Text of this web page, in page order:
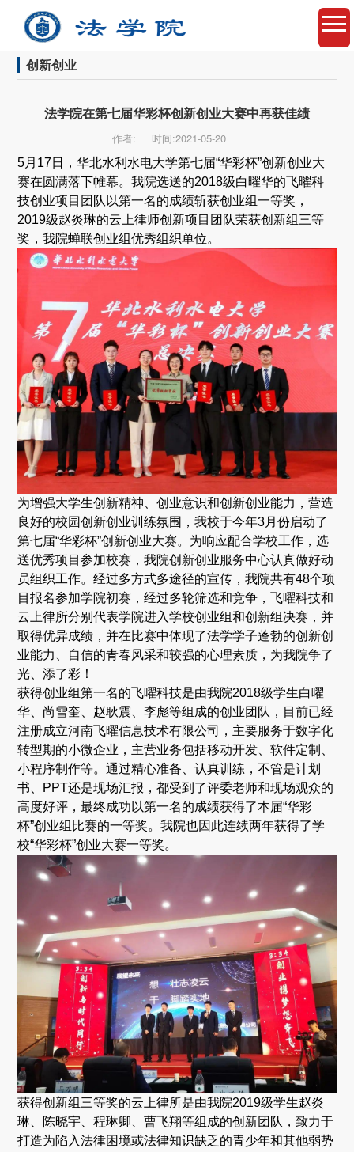
创新创业
法学院在第七届华彩杯创新创业大赛中再获佳绩
作者: 时间:2021-05-20
5月17日，华北水利水电大学第七届“华彩杯”创新创业大
赛在圆满落下帷幕。我院选送的2018级白曜华的飞曜科
技创业项目团队以第一名的成绩斩获创业组一等奖，
2019级赵炎琳的云上律师创新项目团队荣获创新组三等
奖，我院蝉联创业组优秀组织单位。
为增强大学生创新精神、创业意识和创新创业能力，营造
良好的校园创新创业训练氛围，我校于今年3月份启动了
第七届“华彩杯”创新创业大赛。为响应配合学校工作，选
送优秀项目参加校赛，我院创新创业服务中心认真做好动
员组织工作。经过多方式多途径的宣传，我院共有48个项
目报名参加学院初赛，经过多轮筛选和竞争，飞曜科技和
云上律所分别代表学院进入学校创业组和创新组决赛，并
取得优异成绩，并在比赛中体现了法学学子蓬勃的创新创
业能力、自信的青春风采和较强的心理素质，为我院争了
光、添了彩！
获得创业组第一名的飞曜科技是由我院2018级学生白曜
华、尚雪奎、赵耿震、李彪等组成的创业团队，目前已经
注册成立河南飞曜信息技术有限公司，主要服务于数字化
转型期的小微企业，主营业务包括移动开发、软件定制、
小程序制作等。通过精心准备、认真训练，不管是计划
书、PPT还是现场汇报，都受到了评委老师和现场观众的
高度好评，最终成功以第一名的成绩获得了本届“华彩
杯”创业组比赛的一等奖。我院也因此连续两年获得了学
校“华彩杯”创业大赛一等奖。
获得创新组三等奖的云上律所是由我院2019级学生赵炎
琳、陈晓宇、程琳卿、曹飞翔等组成的创新团队，致力于
打造为陷入法律困境或法律知识缺乏的青少年和其他弱势